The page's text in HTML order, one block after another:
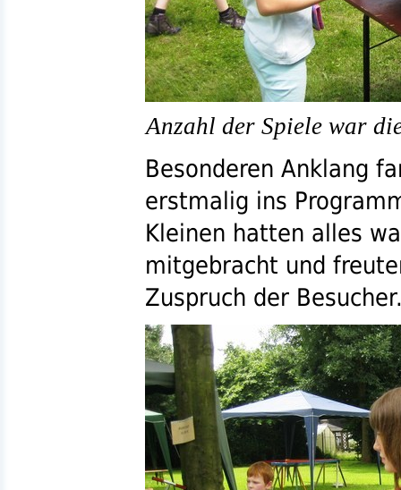
Anzahl der Spiele war
Besonderen Anklang
erstmalig ins
Kleinen hatten alles
mitgebracht und
Zuspruch der